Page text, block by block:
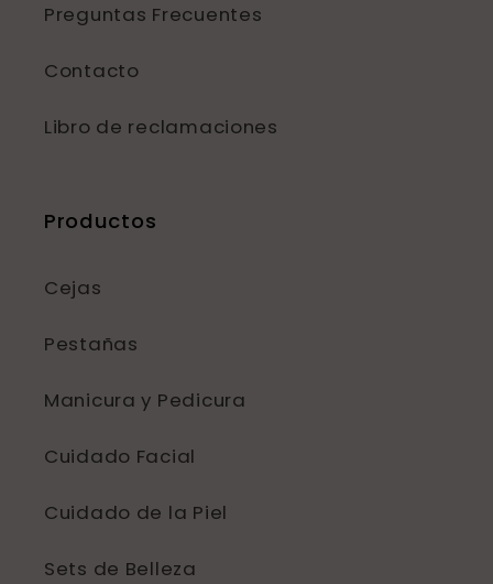
Preguntas Frecuentes
Contacto
Libro de reclamaciones
Productos
Cejas
Pestañas
Manicura y Pedicura
Cuidado Facial
Cuidado de la Piel
Sets de Belleza